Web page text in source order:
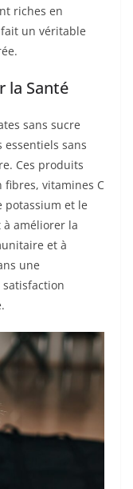
riches en
un véritable
la Santé
sans sucre
sans
Ces produits
fibres, vitamines C
potassium et le
améliorer la
et à
une